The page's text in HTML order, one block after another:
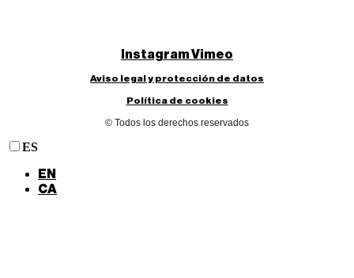
InstagramVimeo
Aviso legal y protección de datos
Política de cookies
© Todos los derechos reservados
ES
EN
CA